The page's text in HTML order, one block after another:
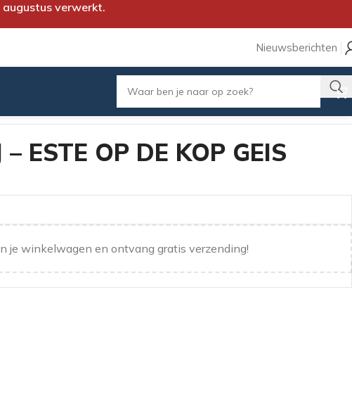
verwerkt.
Nieuwsberichten
– ESTE OP DE KOP GEIS
je winkelwagen en ontvang gratis verzending!